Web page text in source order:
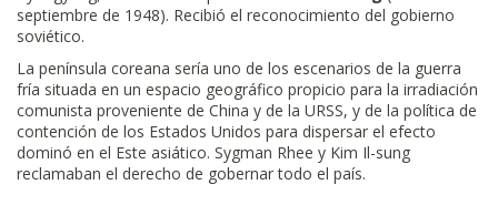
septiembre de 1948). Recibió el reconocimiento del gobierno
soviético.
La península coreana sería uno de los escenarios de la guerra
fría situada en un espacio geográfico propicio para la irradiación
comunista proveniente de China y de la URSS, y de la política de
contención de los Estados Unidos para dispersar el efecto
dominó en el Este asiático. Sygman Rhee y Kim Il-sung
reclamaban el derecho de gobernar todo el país.